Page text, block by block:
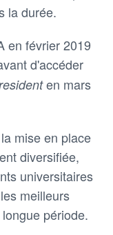
la durée.
en février 2019
d'accéder
en mars
mise en place
diversifiée,
universitaires
meilleurs
période.